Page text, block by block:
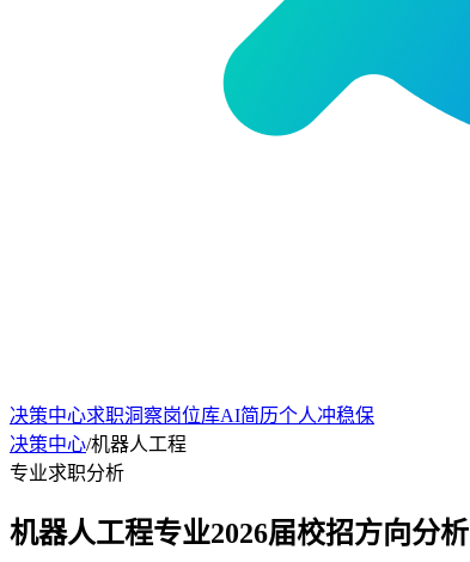
决策中心求职洞察岗位库AI简历个人冲稳保
决策中心/机器人工程
专业求职分析
机器人工程专业2026届校招方向分析